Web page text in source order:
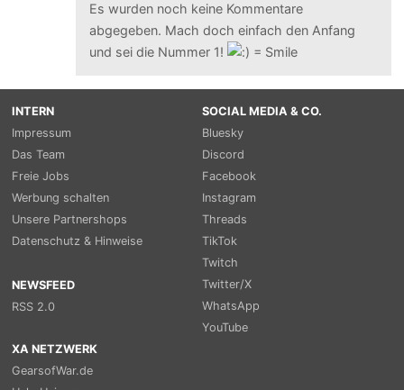
Es wurden noch keine Kommentare
abgegeben. Mach doch einfach den Anfang
und sei die Nummer 1!
INTERN
Impressum
Das Team
Freie Jobs
Werbung schalten
Unsere Partnershops
Datenschutz & Hinweise
NEWSFEED
RSS 2.0
SOCIAL MEDIA & CO.
Bluesky
Discord
Facebook
Instagram
Threads
TikTok
Twitch
Twitter/X
WhatsApp
YouTube
XA NETZWERK
GearsofWar.de